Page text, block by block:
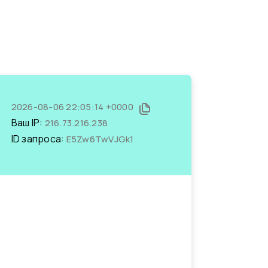
2026-08-06 22:05:14 +0000
Ваш IP: 216.73.216.238
ID запроса: E5Zw6TwVJGk1